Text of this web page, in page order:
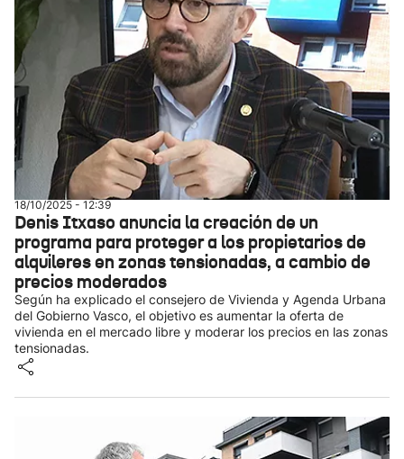
18/10/2025 - 12:39
Denis Itxaso anuncia la creación de un
programa para proteger a los propietarios de
alquileres en zonas tensionadas, a cambio de
precios moderados
Según ha explicado el consejero de Vivienda y Agenda Urbana
del Gobierno Vasco, el objetivo es aumentar la oferta de
vivienda en el mercado libre y moderar los precios en las zonas
tensionadas.